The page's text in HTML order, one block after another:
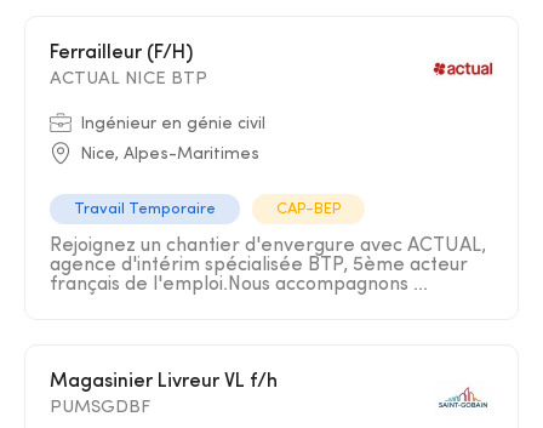
Ferrailleur (F/H)
ACTUAL NICE BTP
Ingénieur en génie civil
Nice, Alpes-Maritimes
Travail Temporaire CAP-BEP
Rejoignez un chantier d'envergure avec ACTUAL,
agence d'intérim spécialisée BTP, 5ème acteur
français de l'emploi.Nous accompagnons ...
Magasinier Livreur VL f/h
PUMSGDBF